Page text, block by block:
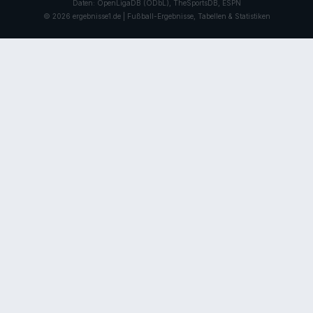
Daten: OpenLigaDB (ODbL), TheSportsDB, ESPN
© 2026 ergebnisse1.de | Fußball-Ergebnisse, Tabellen & Statistiken